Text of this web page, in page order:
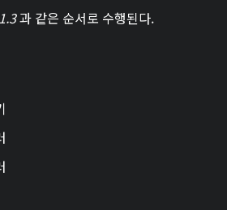
과 같은 순서로 수행된다.